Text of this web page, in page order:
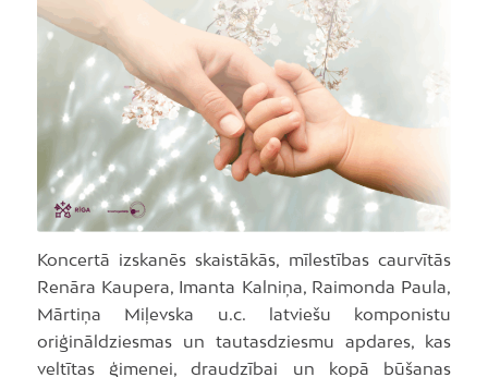
Koncertā izskanēs skaistākās, mīlestības caurvītās
Renāra Kaupera, Imanta Kalniņa, Raimonda Paula,
Mārtiņa Miļevska u.c. latviešu komponistu
oriģināldziesmas un tautasdziesmu apdares, kas
veltītas ģimenei, draudzībai un kopā būšanas